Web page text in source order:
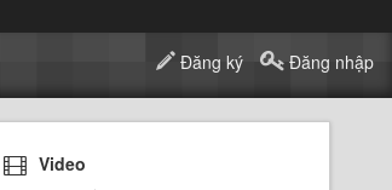
Đăng ký Đăng nhập
Video